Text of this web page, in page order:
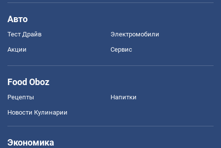
Авто
Тест Драйв Электромобили
Акции Сервис
Food Oboz
Рецепты Напитки
Новости Кулинарии
Экономика